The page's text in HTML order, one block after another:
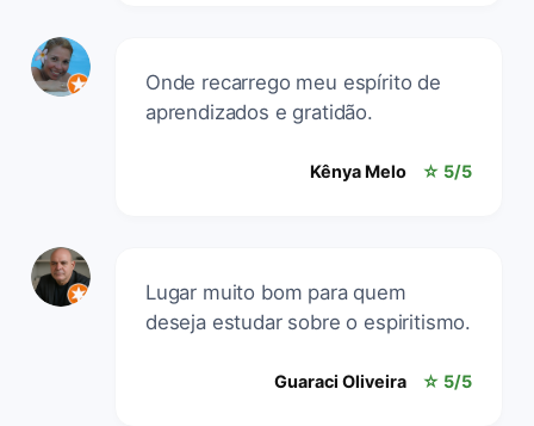
Onde recarrego meu espírito de
aprendizados e gratidão.
Kênya Melo ☆ 5/5
Lugar muito bom para quem
deseja estudar sobre o espiritismo.
Guaraci Oliveira ☆ 5/5